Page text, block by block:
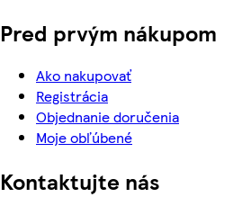
Pred prvým nákupom
Ako nakupovať
Registrácia
Objednanie doručenia
Moje obľúbené
Kontaktujte nás